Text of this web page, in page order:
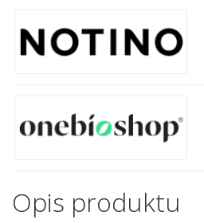
Opis produktu